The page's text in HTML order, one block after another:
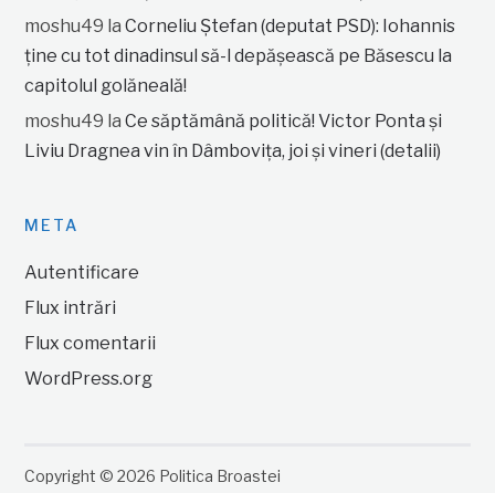
moshu49 laCorneliu Ștefan (deputat PSD): Iohannis
ține cu tot dinadinsul să-l depășească pe Băsescu la
capitolul golăneală!
moshu49 laCe săptămână politică! Victor Ponta și
Liviu Dragnea vin în Dâmbovița, joi și vineri (detalii)
META
Autentificare
Flux intrări
Flux comentarii
WordPress.org
Copyright © 2026 Politica Broastei